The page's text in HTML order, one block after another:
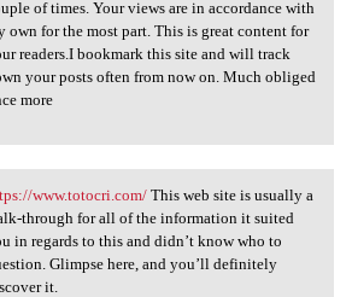
of times. Your views are in accordance with
own for the most part. This is great content for
readers.I bookmark this site and will track
your posts often from now on. Much obliged
more
www.totocri.com/ This
www.totocri.com/This web site is usually a
through for all of the information it suited
in regards to this and didn’t know who to
Glimpse here, and you’ll definitely
it.